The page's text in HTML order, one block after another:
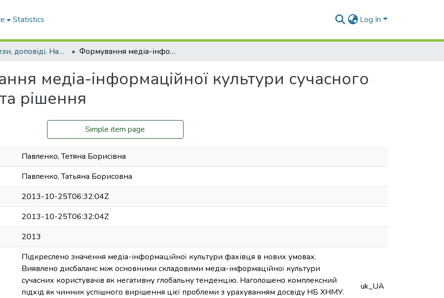
Statistics Log In
Статті, тези, доповіді. Наукова бібліотека Формування медіа-інформаційної культури сучасного фахівця: проблеми та рішення
медіа-інформаційної культури сучасного
рішення
Simple item page
Павленко, Тетяна Борисівна
Павленко, Татьяна Борисовна
2013-10-25T06:32:04Z
2013-10-25T06:32:04Z
2013
Підкреслено значення медіа-інформаційної культури фахівця в нових умовах.
Виявлено дисбаланс між основними складовими медіа-інформаційної культури
сучасних користувачів як негативну глобальну тенденцію. Наголошено комплексний
підхід як чинник успішного вирішення цієї проблеми з урахуванням досвіду НБ ХНМУ.
uk_UA